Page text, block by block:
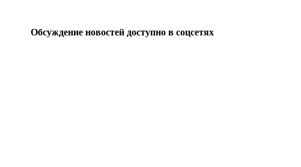
Обсуждение новостей доступно в соцсетях